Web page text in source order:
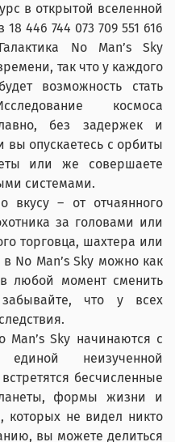
в открытой вселенной
446 744 073 709 551 616
No Man’s Sky
так что у каждого
возможность стать
космоса
без задержек и
вы опускаетесь с орбиты
или же совершаете
системами.
вкусу – от отчаянного
за головами или
торговца, шахтера или
No Man’s Sky можно как
любой момент сменить
что у всех
Sky начинаются с
неизученной
бесчисленные
формы жизни и
не видел никто
вы можете делиться